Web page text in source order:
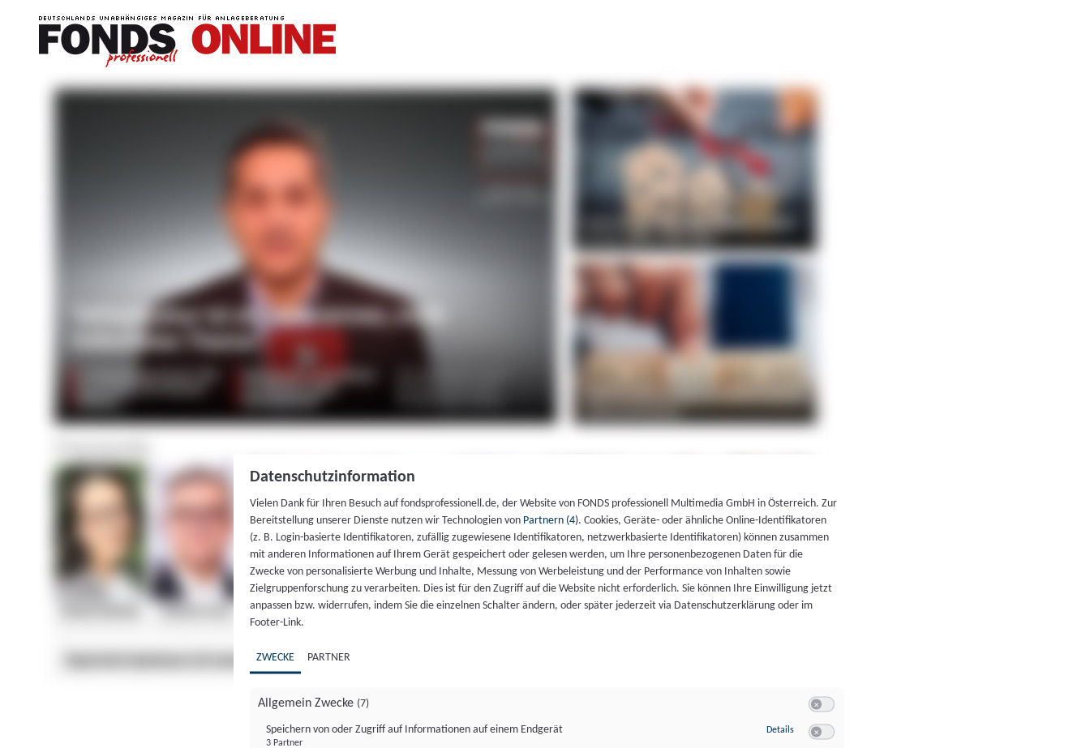
Datenschutzinformation
Vielen Dank für Ihren Besuch auf fondsprofessionell.de, der Website von FONDS professionell Multimedia GmbH in Österreich. Zur
Bereitstellung unserer Dienste nutzen wir Technologien von Partnern (4). Cookies, Geräte- oder ähnliche Online-Identifikatoren
(z. B. Login-basierte Identifikatoren, zufällig zugewiesene Identifikatoren, netzwerkbasierte Identifikatoren) können zusammen
mit anderen Informationen auf Ihrem Gerät gespeichert oder gelesen werden, um Ihre personenbezogenen Daten für die
Zwecke von personalisierte Werbung und Inhalte, Messung von Werbeleistung und der Performance von Inhalten sowie
Zielgruppenforschung zu verarbeiten. Dies ist für den Zugriff auf die Website nicht erforderlich. Sie können Ihre Einwilligung jetzt
anpassen bzw. widerrufen, indem Sie die einzelnen Schalter ändern, oder später jederzeit via Datenschutzerklärung oder im
Footer-Link.
ZWECKE PARTNER
Allgemein Zwecke (7)
Speichern von oder Zugriff auf Informationen auf einem Endgerät
3 Partner
Details zu Speichern von oder Zugriff auf Informationen auf einem Endgerät